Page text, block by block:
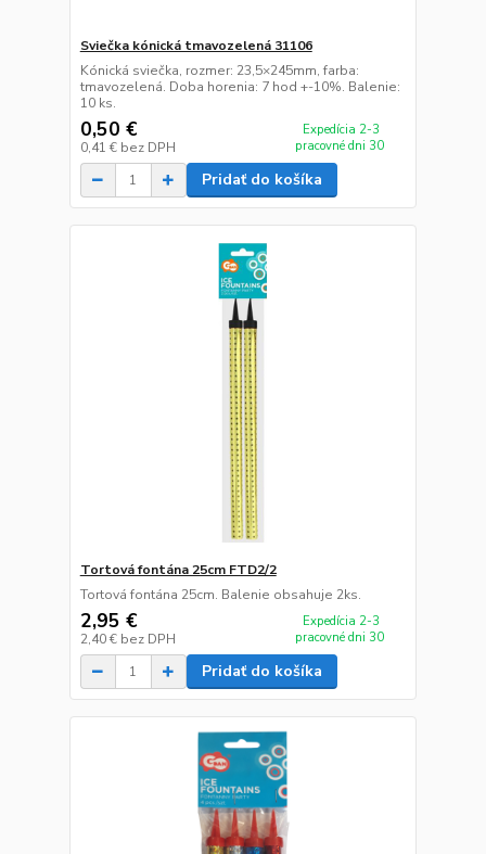
Sviečka kónická tmavozelená 31106
Kónická sviečka, rozmer: 23,5×245mm, farba:
tmavozelená. Doba horenia: 7 hod +-10%. Balenie:
10 ks.
0,50 €
0,41 € bez DPH
Expedícia 2-3
pracovné dni 30
Pridať do košíka
Tortová fontána 25cm FTD2/2
Tortová fontána 25cm. Balenie obsahuje 2ks.
2,95 €
2,40 € bez DPH
Expedícia 2-3
pracovné dni 30
Pridať do košíka